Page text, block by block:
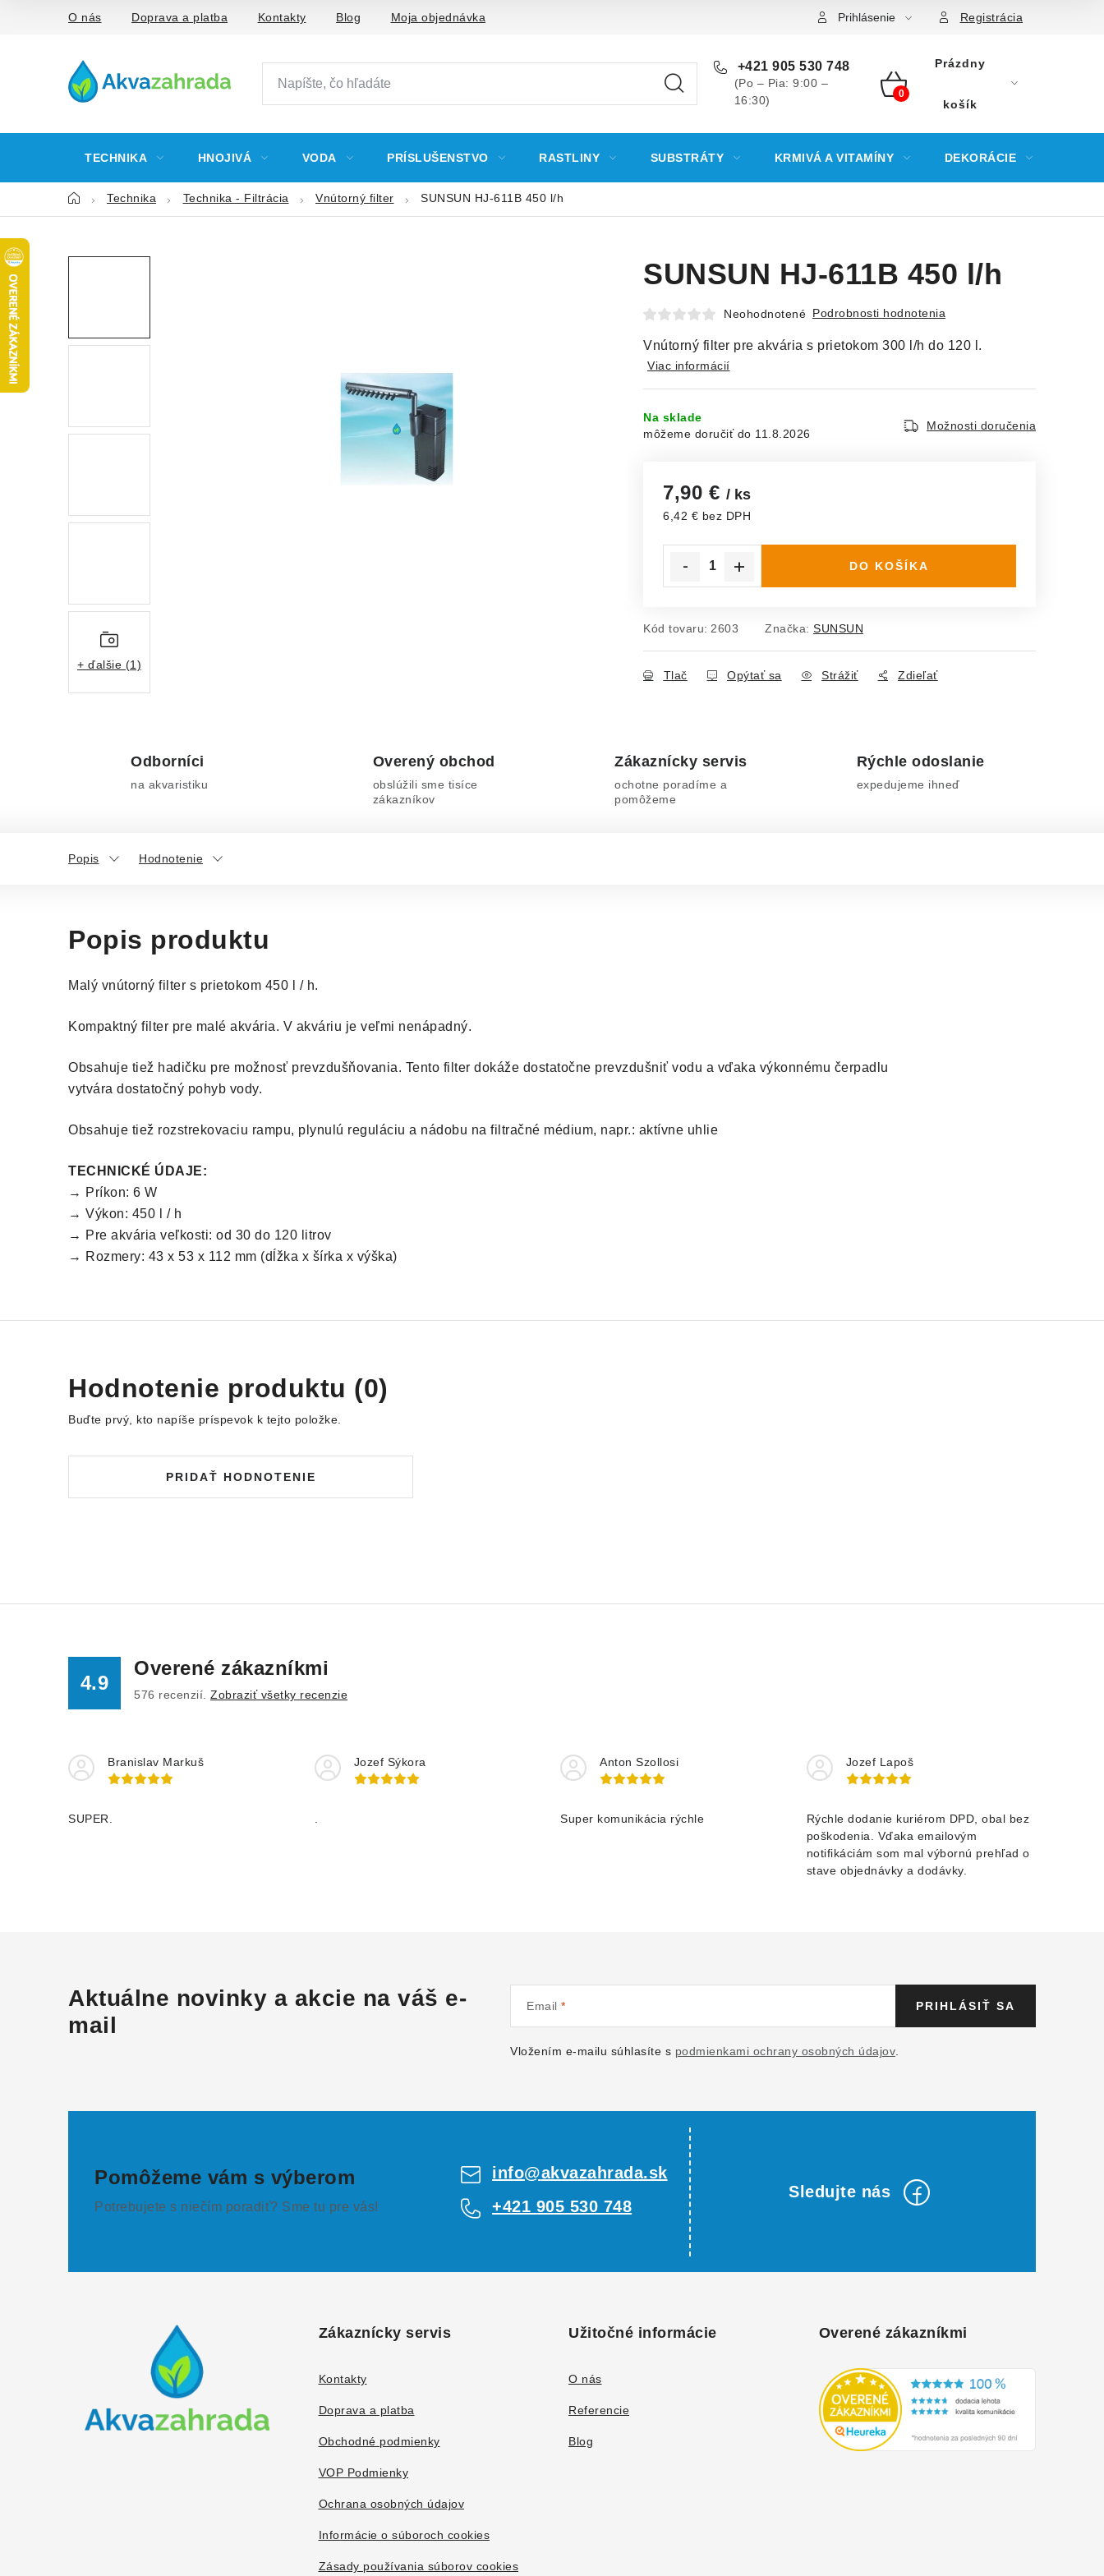
O nás Doprava a platba Kontakty Blog Moja objednávka Prihlásenie Registrácia
+421 905 530 748
(Po – Pia: 9:00 –
16:30)
NÁKUPNÝ
Prázdny
košík
TECHNIKA HNOJIVÁ VODA PRÍSLUŠENSTVO RASTLINY SUBSTRÁTY KRMIVÁ A VITAMÍNY DEKORÁCIE
DomovTechnika Technika - Filtrácia Vnútorný filter SUNSUN HJ-611B 450 l/h
+ ďalšie (1)
SUNSUN HJ-611B 450 l/h
Neohodnotené Podrobnosti hodnotenia
Vnútorný filter pre akvária s prietokom 300 l/h do 120 l.
Viac informácií
Na sklade
11.8.2026
Možnosti doručenia
7,90 € / ks
6,42 € bez DPH
DO KOŠÍKA
Kód tovaru: 2603 Značka: SUNSUN
Tlač Opýtať sa Strážiť Zdieľať
Odborníci
na akvaristiku
Overený obchod
obslúžili sme tisíce
zákazníkov
Zákaznícky servis
ochotne poradíme a
pomôžeme
Rýchle odoslanie
expedujeme ihneď
Popis Hodnotenie
Popis produktu
Malý vnútorný filter s prietokom 450 l / h.
Kompaktný filter pre malé akvária. V akváriu je veľmi nenápadný.
Obsahuje tiež hadičku pre možnosť prevzdušňovania. Tento filter dokáže dostatočne prevzdušniť vodu a vďaka výkonnému čerpadlu
vytvára dostatočný pohyb vody.
Obsahuje tiež rozstrekovaciu rampu, plynulú reguláciu a nádobu na filtračné médium, napr.: aktívne uhlie
TECHNICKÉ ÚDAJE:
→ Príkon: 6 W
→ Výkon: 450 l / h
→ Pre akvária veľkosti: od 30 do 120 litrov
→ Rozmery: 43 x 53 x 112 mm (dĺžka x šírka x výška)
Hodnotenie produktu (0)
Buďte prvý, kto napíše príspevok k tejto položke.
PRIDAŤ HODNOTENIE
4.9
Overené zákazníkmi
576 recenzií. Zobraziť všetky recenzie
Branislav Markuš
SUPER.
Jozef Sýkora Anton Szollosi
Super komunikácia rýchle
Jozef Lapoš
Rýchle dodanie kuriérom DPD, obal bez
poškodenia. Vďaka emailovým
notifikáciám som mal výbornú prehľad o
stave objednávky a dodávky.
Aktuálne novinky a akcie na váš e-
mail
Email
Vložením e-mailu súhlasíte s podmienkami ochrany osobných údajov
PRIHLÁSIŤ SA
Pomôžeme vám s výberom
Potrebujete s niečím poradiť? Sme tu pre vás!
info@akvazahrada.sk
+421 905 530 748
Zákaznícky servis
Kontakty
Doprava a platba
Obchodné podmienky
VOP Podmienky
Ochrana osobných údajov
Informácie o súboroch cookies
Zásady používania súborov cookies
Užitočné informácie
O nás
Referencie
Blog
Overené zákazníkmi